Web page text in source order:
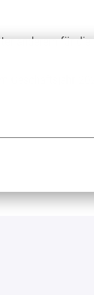
anderem für die
Geschäftsjahr